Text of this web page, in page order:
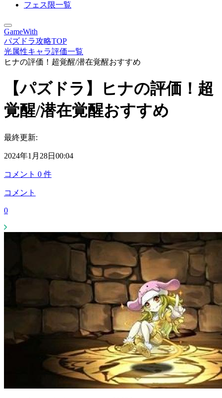
フェス限一覧
GameWith
パズドラ攻略TOP
光属性キャラ評価一覧
ヒナの評価！超覚醒/潜在覚醒おすすめ
【パズドラ】ヒナの評価！超
覚醒/潜在覚醒おすすめ
最終更新:
2024年1月28日00:04
コメント 0 件
コメント
0